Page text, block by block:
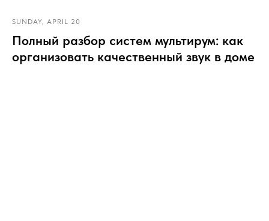
SUNDAY, APRIL 20
Полный разбор систем мультирум: как
организовать качественный звук в доме